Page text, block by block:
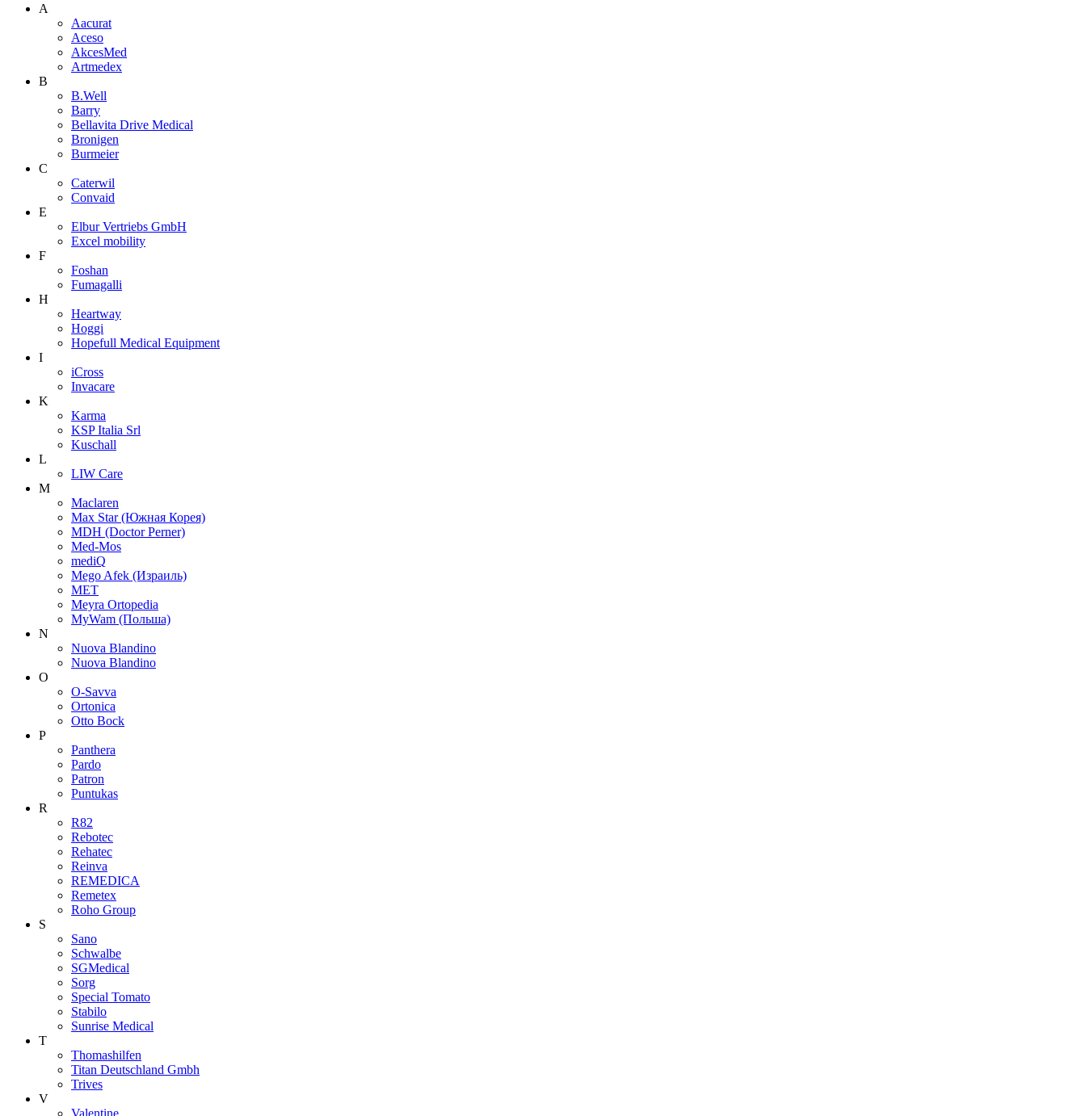
A
Aacurat
Aceso
AkcesMed
Artmedex
B
B.Well
Barry
Bellavita Drive Medical
Bronigen
Burmeier
C
Caterwil
Convaid
E
Elbur Vertriebs GmbH
Excel mobility
F
Foshan
Fumagalli
H
Heartway
Hoggi
Hopefull Medical Equipment
I
iCross
Invacare
K
Karma
KSP Italia Srl
Kuschall
L
LIW Care
M
Maclaren
Max Star (Южная Корея)
MDH (Doctor Perner)
Med-Mos
mediQ
Mego Afek (Израиль)
MET
Meyra Ortopedia
MyWam (Польша)
N
Nuova Blandino
Nuova Blandino
O
O-Savva
Ortonica
Otto Bock
P
Panthera
Pardo
Patron
Puntukas
R
R82
Rebotec
Rehatec
Reinva
REMEDICA
Remetex
Roho Group
S
Sano
Schwalbe
SGMedical
Sorg
Special Tomato
Stabilo
Sunrise Medical
T
Thomashilfen
Titan Deutschland Gmbh
Trives
V
Valentine